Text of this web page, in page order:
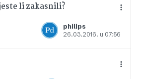
li zakasnili?
philips
26.03.2016. u 07:56
Dodajte u favorite